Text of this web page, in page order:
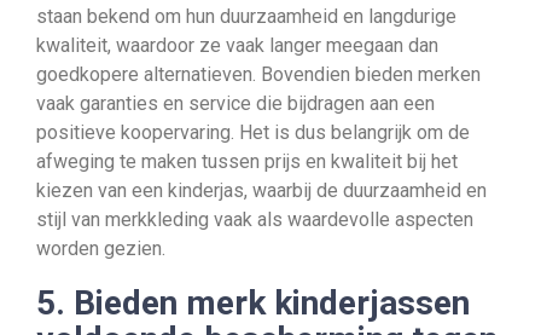
staan bekend om hun duurzaamheid en langdurige
kwaliteit, waardoor ze vaak langer meegaan dan
goedkopere alternatieven. Bovendien bieden merken
vaak garanties en service die bijdragen aan een
positieve koopervaring. Het is dus belangrijk om de
afweging te maken tussen prijs en kwaliteit bij het
kiezen van een kinderjas, waarbij de duurzaamheid en
stijl van merkkleding vaak als waardevolle aspecten
worden gezien.
5. Bieden merk kinderjassen